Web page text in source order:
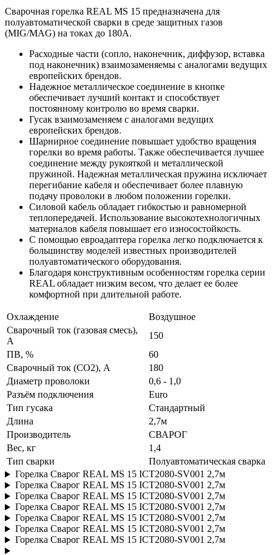
Сварочная горелка REAL MS 15 предназначена для
полуавтоматической сварки в среде защитных газов
(MIG/MAG) на токах до 180А.
Расходные части (сопло, наконечник, диффузор, вставка
под наконечник) взаимозаменяемы с аналогами ведущих
европейских брендов.
Надежное металлическое соединение в кнопке
обеспечивает лучший контакт и способствует
постоянному контролю во время сварки.
Гусак взаимозаменяем с аналогами ведущих
европейских брендов.
Шарнирное соединение повышает удобство вращения
горелки во время работы. Также обеспечивается лучшее
соединение между рукояткой и металлической
пружиной. Надежная металлическая пружина исключает
перегибание кабеля и обеспечивает более плавную
подачу проволоки в любом положении горелки.
Силовой кабель обладает гибкостью и равномерной
теплопередачей. Использование высокотехнологичных
материалов кабеля повышает его износостойкость.
С помощью евроадаптера горелка легко подключается к
большинству моделей известных производителей
полуавтоматического оборудования.
Благодаря конструктивным особенностям горелка серии
REAL обладает низким весом, что делает ее более
комфортной при длительной работе.
Охлаждение
Воздушное
Сварочный ток (газовая смесь),
A
150
ПВ, %
60
Сварочный ток (СО2), A
180
Диаметр проволоки
0,6 - 1,0
Разъём подключения
Euro
Тип гусака
Стандартный
Длина
2,7м
Производитель
СВАРОГ
Вес, кг
1,4
Тип сварки
Полуавтоматическая сварка
Горелка Сварог REAL MS 15 ICT2080-SV001 2,7м
Горелка Сварог REAL MS 15 ICT2080-SV001 2,7м
Горелка Сварог REAL MS 15 ICT2080-SV001 2,7м
Горелка Сварог REAL MS 15 ICT2080-SV001 2,7м
Горелка Сварог REAL MS 15 ICT2080-SV001 2,7м
Горелка Сварог REAL MS 15 ICT2080-SV001 2,7м
Горелка Сварог REAL MS 15 ICT2080-SV001 2,7м